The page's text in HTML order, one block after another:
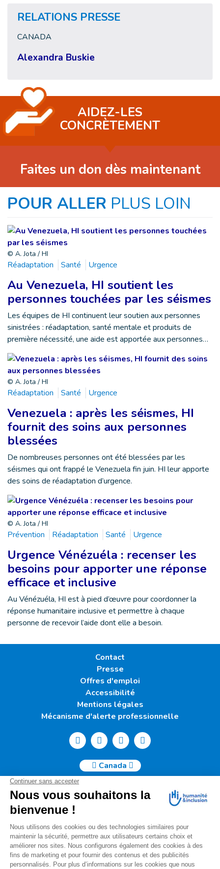
RELATIONS PRESSE
CANADA
Alexandra Buskie
AIDEZ-LES
CONCRÈTEMENT
Faites un don dès maintenant
POUR ALLER PLUS LOIN
© A. Jota / HI
Réadaptation Santé Urgence
Au Venezuela, HI soutient les
personnes touchées par les séismes
Les équipes de HI continuent leur soutien aux personnes
sinistrées : réadaptation, santé mentale et produits de
première nécessité, une aide est apportée aux personnes…
© A. Jota / HI
Réadaptation Santé Urgence
Venezuela : après les séismes, HI
fournit des soins aux personnes
blessées
De nombreuses personnes ont été blessées par les
séismes qui ont frappé le Venezuela fin juin. HI leur apporte
des soins de réadaptation d’urgence.
© A. Jota / HI
Prévention Réadaptation Santé Urgence
Urgence Vénézuéla : recenser les
besoins pour apporter une réponse
efficace et inclusive
Au Vénézuéla, HI est à pied d’œuvre pour coordonner la
réponse humanitaire inclusive et permettre à chaque
personne de recevoir l’aide dont elle a besoin.
Contact
Presse
Offres d'emploi
Accessibilité
Mentions légales
Mécanisme d'alerte professionnelle
Canada
Humanité & Inclusion Canada | 50, Sainte-Catherine Ouest -
Suite 500b | H2X 3V4 Montréal
info@canada.hi.org
Tél. : (514) 908-2813